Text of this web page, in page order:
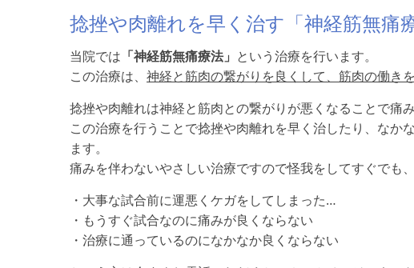
捻挫や肉離れを早く治す「神経筋無痛
当院では 「神経筋無痛療法」 という治療を行います。
この治療は、 神経と筋肉の繋がりを良くして、筋肉の働き
捻挫や肉離れは神経と筋肉との繋がりが悪くなることで痛み
この治療を行うことで捻挫や肉離れを早く治したり、なか
ます。
痛みを伴わないやさしい治療ですので怪我をしてすぐでも
・大事な試合前に運悪くケガをしてしまった…
・もうすぐ試合なのに痛みが良くならない
・治療に通っているのになかなか良くならない